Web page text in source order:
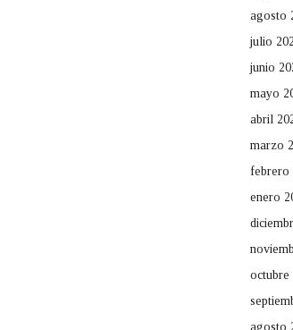
agosto
julio
junio
mayo
abril
marzo
febrero
enero
octubre
agosto